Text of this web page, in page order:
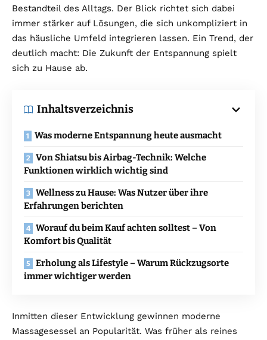
Bestandteil des Alltags. Der Blick richtet sich dabei
immer stärker auf Lösungen, die sich unkompliziert in
das häusliche Umfeld integrieren lassen. Ein Trend, der
deutlich macht: Die Zukunft der Entspannung spielt
sich zu Hause ab.
Inhaltsverzeichnis
Was moderne Entspannung heute ausmacht
Von Shiatsu bis Airbag-Technik: Welche
Funktionen wirklich wichtig sind
Wellness zu Hause: Was Nutzer über ihre
Erfahrungen berichten
Worauf du beim Kauf achten solltest – Von
Komfort bis Qualität
Erholung als Lifestyle – Warum Rückzugsorte
immer wichtiger werden
Inmitten dieser Entwicklung gewinnen moderne
Massagesessel an Popularität. Was früher als reines